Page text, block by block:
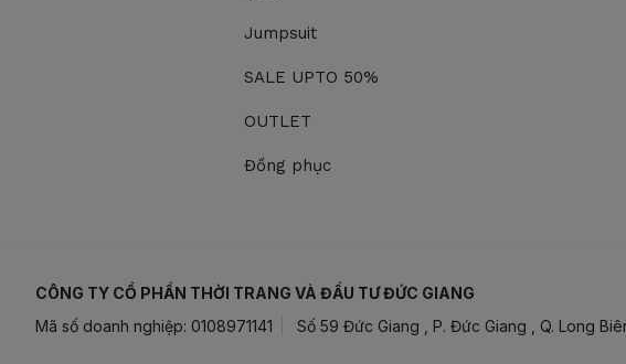
Jumpsuit
SALE UPTO 50%
OUTLET
Đồng phục
CÔNG TY CỔ PHẦN THỜI TRANG VÀ ĐẦU TƯ ĐỨC GIANG
Mã số doanh nghiệp: 0108971141
Số 59 Đức Giang , P. Đức Giang , Q. Long